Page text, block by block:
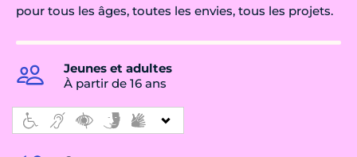
pour tous les âges, toutes les envies, tous les projets.
Jeunes et adultes
À partir de 16 ans